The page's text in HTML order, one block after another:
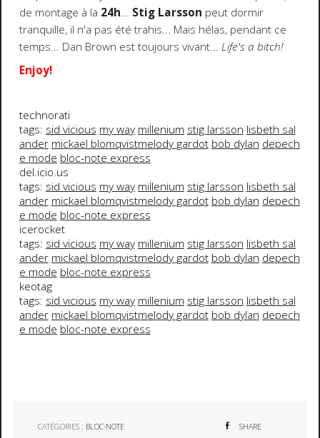
de montage à la 24h... Stig Larsson peut dormir
tranquille, il n'a pas été trahis... Mais hélas, pendant ce
temps... Dan Brown est toujours vivant... Life's a bitch!
Enjoy!
technorati
tags: sid vicious my way millenium stig larsson lisbeth sal
ander mickael blomqvistmelody gardot bob dylan depech
e mode bloc-note express
del.icio.us
tags: sid vicious my way millenium stig larsson lisbeth sal
ander mickael blomqvistmelody gardot bob dylan depech
e mode bloc-note express
icerocket
tags: sid vicious my way millenium stig larsson lisbeth sal
ander mickael blomqvistmelody gardot bob dylan depech
e mode bloc-note express
keotag
tags: sid vicious my way millenium stig larsson lisbeth sal
ander mickael blomqvistmelody gardot bob dylan depech
e mode bloc-note express
CATÉGORIES : BLOC-NOTE SHARE